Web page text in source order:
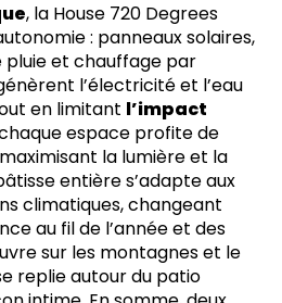
, la House 720 Degrees
: panneaux solaires,
pluie et chauffage par
l’électricité et l’eau
en limitant l’impact
espace profite de
la lumière et la
entière s’adapte aux
climatiques, changeant
au fil de l’année et des
sur les montagnes et le
replie autour du patio